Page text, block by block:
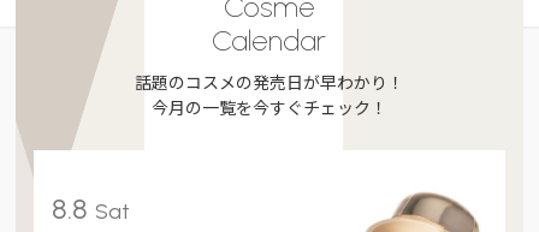
Calendar
話題のコスメの発売日が早わかり！
今月の一覧を今すぐチェック！
8.8 Sat